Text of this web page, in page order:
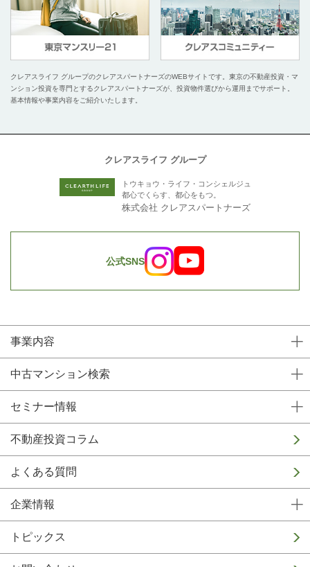
クレアスライフ グループのクレアスパートナーズのWEBサイトです。 東京の不動産投資・マ
ンション投資を専門とするクレアスパートナーズが、投資物件選びから運用までサポート。
基本情報や事業内容をご紹介いたします。
トウキョウ・ライフ・コンシェルジュ
都心でくらす、都心をもつ。
株式会社 クレアスパートナーズ
公式SNS
クレアスライフ グループ
事業内容
中古マンション検索
セミナー情報
不動産投資コラム
よくある質問
企業情報
トピックス